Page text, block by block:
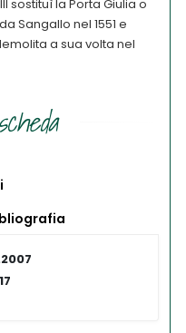
sostituì la Porta Giulia o
Sangallo nel 1551 e
a sua volta nel